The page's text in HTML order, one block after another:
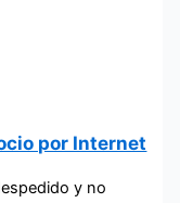
por Internet
y no